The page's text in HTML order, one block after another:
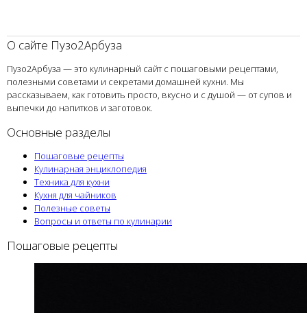
О сайте Пузо2Арбуза
Пузо2Арбуза — это кулинарный сайт с пошаговыми рецептами,
полезными советами и секретами домашней кухни. Мы
рассказываем, как готовить просто, вкусно и с душой — от супов и
выпечки до напитков и заготовок.
Основные разделы
Пошаговые рецепты
Кулинарная энциклопедия
Техника для кухни
Кухня для чайников
Полезные советы
Вопросы и ответы по кулинарии
Пошаговые рецепты